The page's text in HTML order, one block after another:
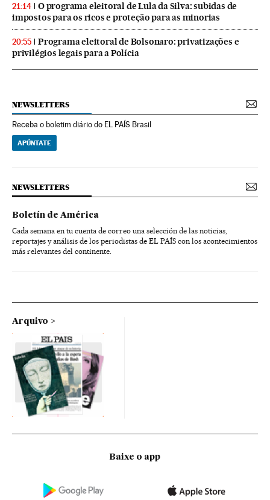
21:14
O programa eleitoral de Lula da Silva: subidas de
impostos para os ricos e proteção para as minorias
20:55
Programa eleitoral de Bolsonaro: privatizações e
privilégios legais para a Polícia
NEWSLETTERS
Receba o boletim diário do EL PAÍS Brasil
APÚNTATE
NEWSLETTERS
Boletín de América
Cada semana en tu cuenta de correo una selección de las noticias,
reportajes y análisis de los periodistas de EL PAÍS con los acontecimientos
más relevantes del continente.
Arquivo
Baixe o app